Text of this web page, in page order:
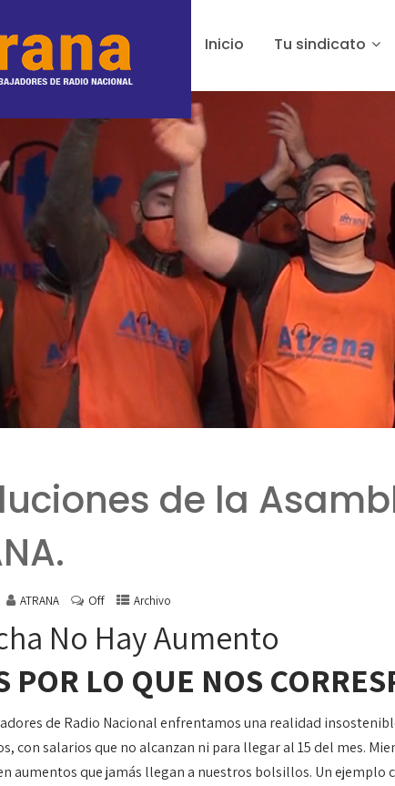
Inicio Tu sindicato
de la
ATRANA Off Archivo
No Hay Aumento
POR LO QUE NOS
de Radio Nacional enfrentamos una realidad
con salarios que no alcanzan ni para llegar al 15 del mes.
aumentos que jamás llegan a nuestros bolsillos. Un ejemplo